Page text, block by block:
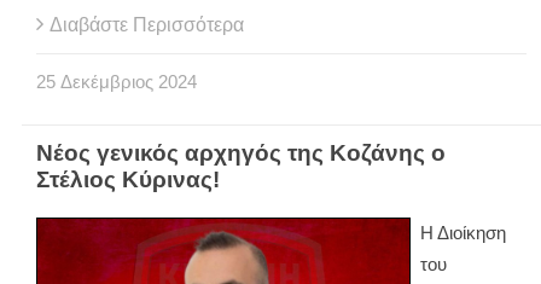
Διαβάστε Περισσότερα
25 Δεκέμβριος 2024
Νέος γενικός αρχηγός της Κοζάνης ο
Στέλιος Κύρινας!
Η Διοίκηση
του